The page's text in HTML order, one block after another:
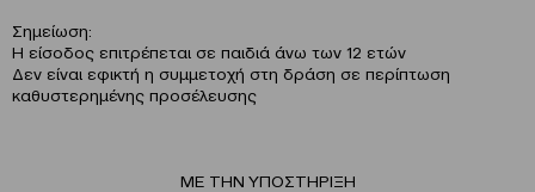
Σημείωση:
Η είσοδος επιτρέπεται σε παιδιά άνω των 12 ετών
Δεν είναι εφικτή η συμμετοχή στη δράση σε περίπτωση
καθυστερημένης προσέλευσης
ΜΕ ΤΗΝ ΥΠΟΣΤΗΡΙΞΗ